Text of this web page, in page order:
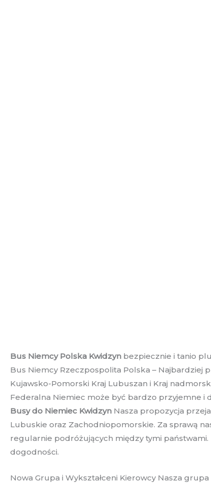
Bus Niemcy Polska Kwidzyn bezpiecznie i tanio
Bus Niemcy Rzeczpospolita Polska – Najbardziej
Kujawsko-Pomorski Kraj Lubuszan i Kraj
Federalna Niemiec może być bardzo przyjemne i
Busy do Niemiec Kwidzyn Nasza propozycja
Lubuskie oraz Zachodniopomorskie. Za sprawą
regularnie podróżujących między tymi
dogodności.
Nowa Grupa i Wykształceni Kierowcy Nasza